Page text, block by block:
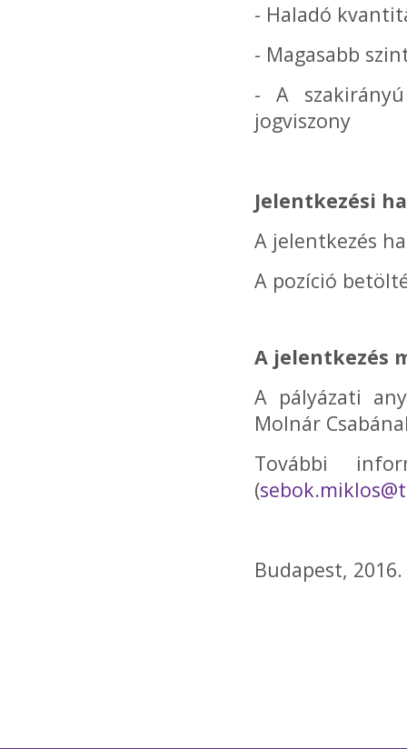
- Haladó
- Magasabb
- A
jogviszony
Jelentkezési
A jelentkezés
A pozíció
A jelentkezés
A pályázati
Molnár
További
(
Budapest,